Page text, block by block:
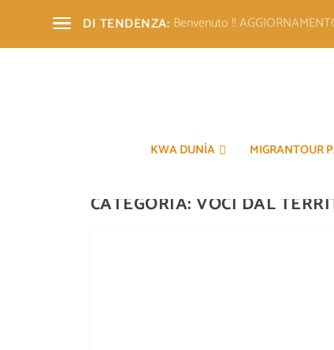
DI TENDENZA: Benvenuto !!
KWA DUNÌA MIGRANTOUR
CATEGORIA: VOCI DAL